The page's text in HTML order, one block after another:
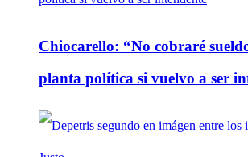
Chiocarello: “No cobraré
planta política si vuelvo a ser